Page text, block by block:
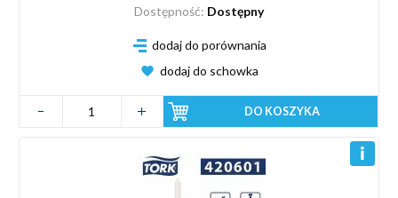
Dostępność: Dostępny
dodaj do porównania
dodaj do schowka
DO KOSZYKA